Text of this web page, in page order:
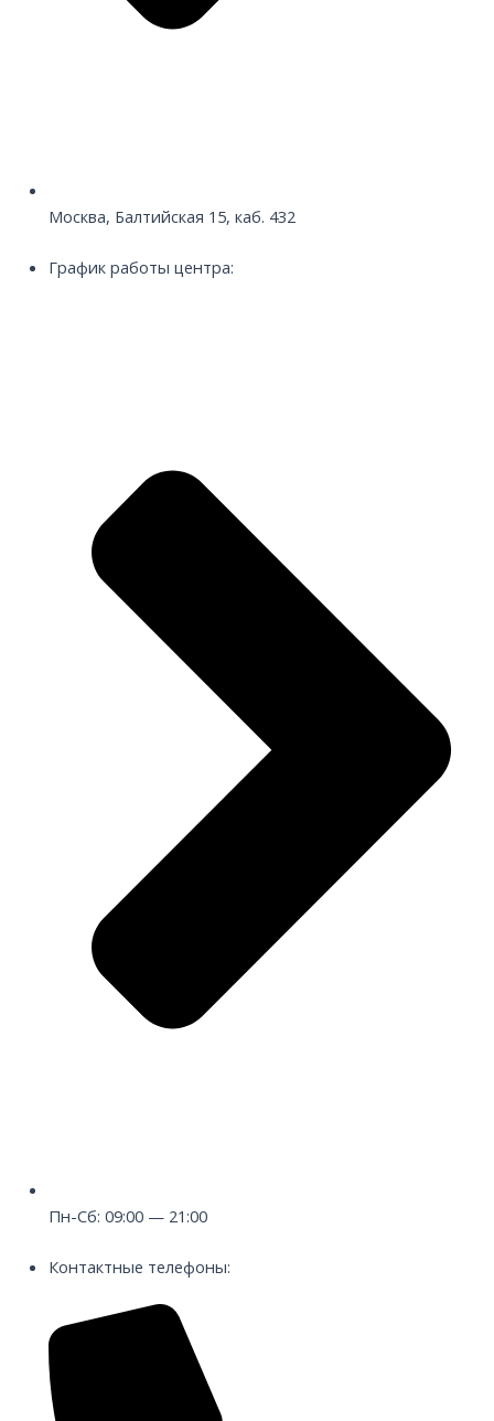
Москва, Балтийская 15, каб. 432
График работы центра:
Пн-Сб: 09:00 — 21:00
Контактные телефоны: